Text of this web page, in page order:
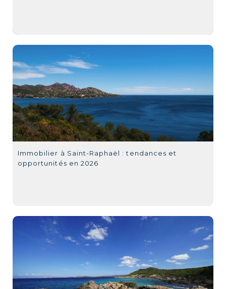
Immobilier à Saint-Raphaël : tendances et
opportunités en 2026